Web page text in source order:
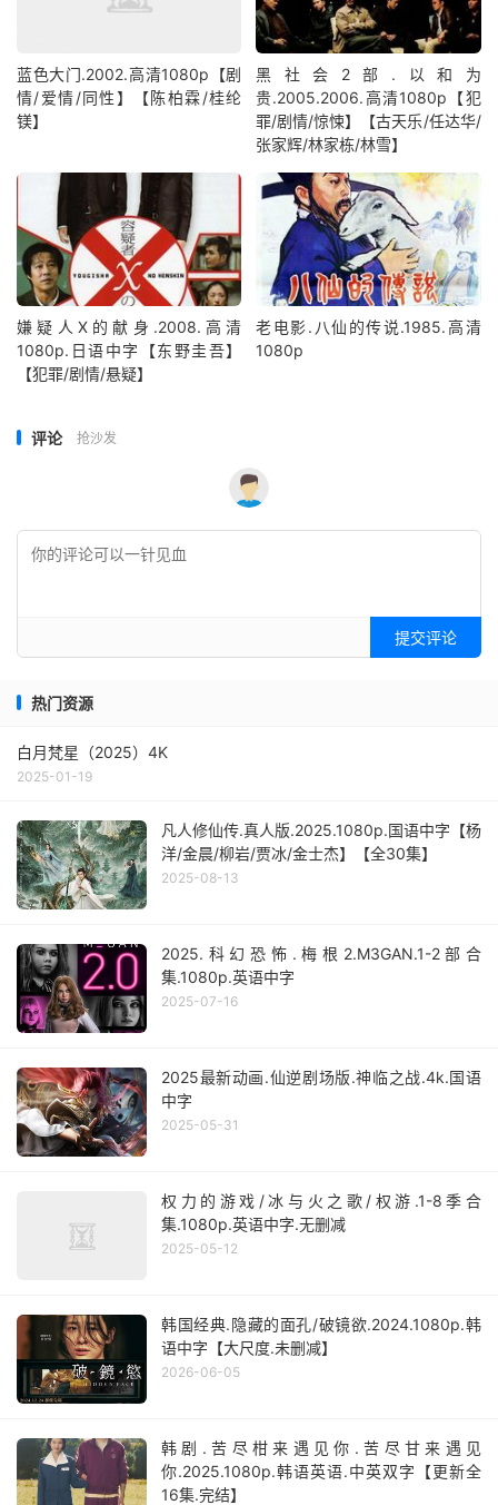
蓝色大门.2002.高清1080p【剧
情/爱情/同性】【陈柏霖/桂纶
镁】
黑社会2部.以和为
贵.2005.2006.高清1080p【犯
罪/剧情/惊悚】【古天乐/任达华/
张家辉/林家栋/林雪】
嫌疑人X的献身.2008.高清
1080p.日语中字【东野圭吾】
【犯罪/剧情/悬疑】
老电影.八仙的传说.1985.高清
1080p
评论 抢沙发
提交评论
热门资源
白月梵星（2025）4K
2025-01-19
凡人修仙传.真人版.2025.1080p.国语中字【杨
洋/金晨/柳岩/贾冰/金士杰】【全30集】
2025-08-13
2025.科幻恐怖.梅根2.M3GAN.1-2部合
集.1080p.英语中字
2025-07-16
2025最新动画.仙逆剧场版.神临之战.4k.国语
中字
2025-05-31
权力的游戏/冰与火之歌/权游.1-8季合
集.1080p.英语中字.无删减
2025-05-12
韩国经典.隐藏的面孔/破镜欲.2024.1080p.韩
语中字【大尺度.未删减】
2026-06-05
韩剧.苦尽柑来遇见你.苦尽甘来遇见
你.2025.1080p.韩语英语.中英双字【更新全
16集.完结】